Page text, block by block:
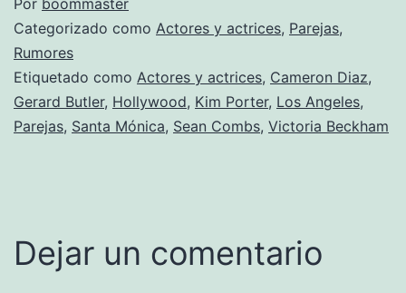
Categorizado como Actores y actrices, Parejas,
Rumores
Etiquetado como Actores y actrices, Cameron Diaz,
Gerard Butler, Hollywood, Kim Porter, Los Angeles,
Parejas, Santa Mónica, Sean Combs, Victoria Beckham
Dejar un comentario